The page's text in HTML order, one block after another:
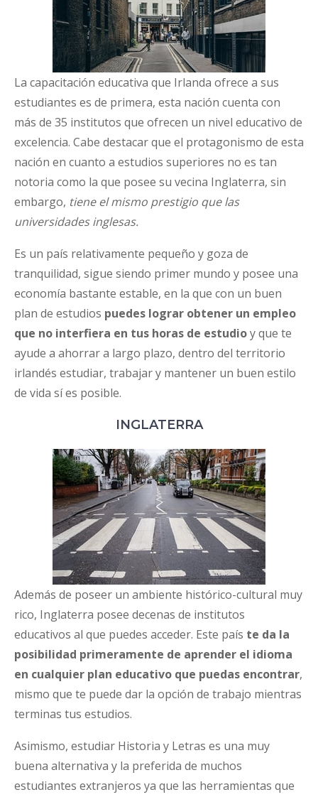
La capacitación educativa que Irlanda ofrece a sus
estudiantes es de primera, esta nación cuenta con
más de 35 institutos que ofrecen un nivel educativo de
excelencia. Cabe destacar que el protagonismo de esta
nación en cuanto a estudios superiores no es tan
notoria como la que posee su vecina Inglaterra, sin
embargo, tiene el mismo prestigio que las
universidades inglesas.
Es un país relativamente pequeño y goza de
tranquilidad, sigue siendo primer mundo y posee una
economía bastante estable, en la que con un buen
plan de estudios puedes lograr obtener un empleo
que no interfiera en tus horas de estudioy que te
ayude a ahorrar a largo plazo, dentro del territorio
irlandés estudiar, trabajar y mantener un buen estilo
de vida sí es posible.
INGLATERRA
Además de poseer un ambiente histórico-cultural muy
rico, Inglaterra posee decenas de institutos
educativos al que puedes acceder. Este país te da la
posibilidad primeramente de aprender el idioma
en cualquier plan educativo que puedas encontrar,
mismo que te puede dar la opción de trabajo mientras
terminas tus estudios.
Asimismo, estudiar Historia y Letras es una muy
buena alternativa y la preferida de muchos
estudiantes extranjeros ya que las herramientas que